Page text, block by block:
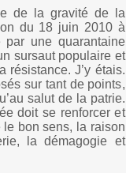
de la gravité de la
du 18 juin 2010 à
par une quarantaine
sursaut populaire et
résistance. J’y étais.
sur tant de points,
salut de la patrie.
doit se renforcer et
le bon sens, la raison
la démagogie et